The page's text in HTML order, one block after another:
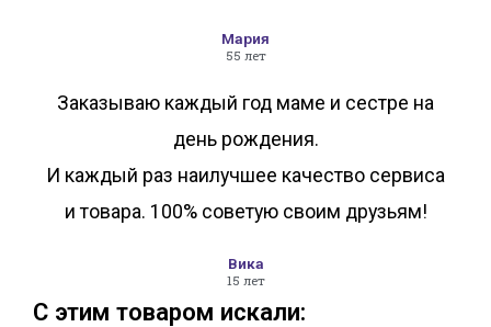
Мария
55 лет
Заказываю каждый год маме и сестре на
день рождения.
И каждый раз наилучшее качество сервиса
и товара. 100% советую своим друзьям!
Вика
15 лет
С этим товаром искали: